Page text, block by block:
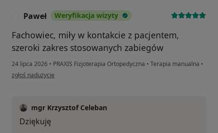
Paweł Weryfikacja wizyty
Fachowiec, miły w kontakcie z pacjentem,
szeroki zakres stosowanych zabiegów
24 lipca 2026 • PRAXIS Fizjoterapia Ortopedyczna • Terapia manualna •
w opinii użytkownika Paweł
zgłoś nadużycie
mgr Krzysztof Celeban
Dziękuję